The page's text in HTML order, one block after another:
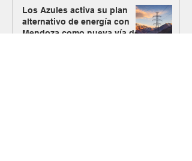
Los Azules activa su plan
alternativo de energía con
Mendoza como nueva vía de